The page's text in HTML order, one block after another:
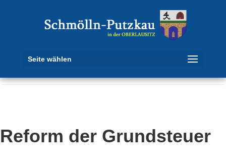
Seite wählen
Reform der Grundsteuer